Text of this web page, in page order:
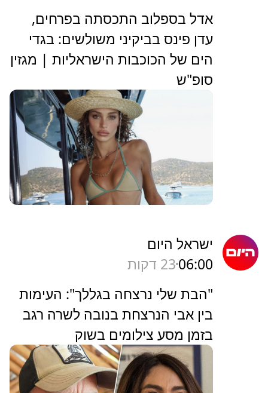
אדל בספלוב התכסתה בפרחים,
עדן פינס בביקיני משולשים: בגדי
הים של הכוכבות הישראליות | מגזין
סופ"ש
ישראל היום
06:0023 דקות
"הבת שלי נרצחה בגללך": העימות
בין אבי הנרצחת בנובה לשרה רגב
בזמן מסע צילומים בשוק